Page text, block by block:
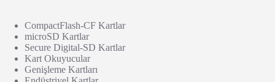
CompactFlash-CF Kartlar
microSD Kartlar
Secure Digital-SD Kartlar
Kart Okuyucular
Genişleme Kartları